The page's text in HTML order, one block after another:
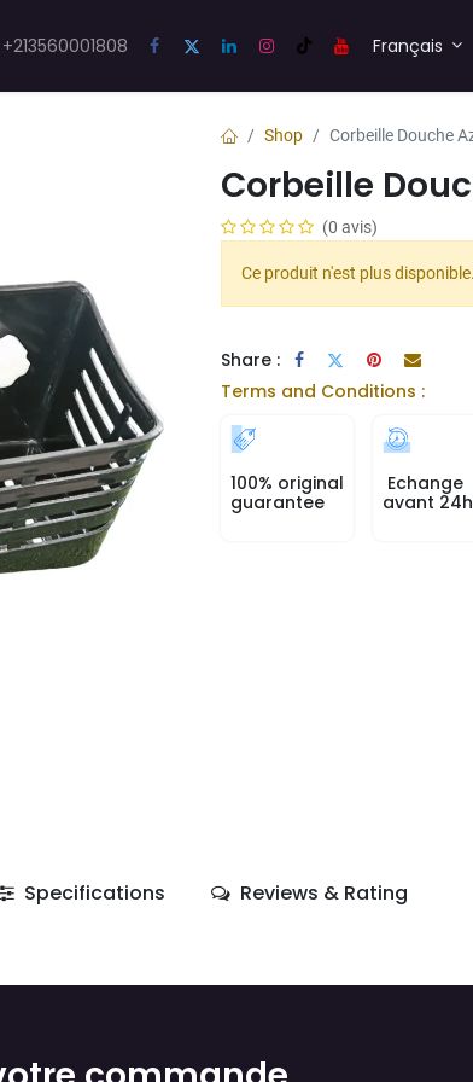
Forum Blog
+213560001808 Français
Shop Corbeille Douche
Corbeille
(0 avis)
Ce produit n'est plus disponible.
Share :
Terms and Conditions :
100% original
guarantee
Echange
avant 24h
Specifications Reviews & Rating